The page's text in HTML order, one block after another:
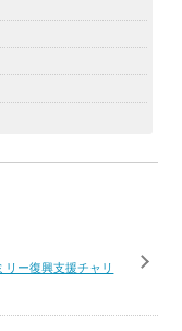
ー復興支援チャリ